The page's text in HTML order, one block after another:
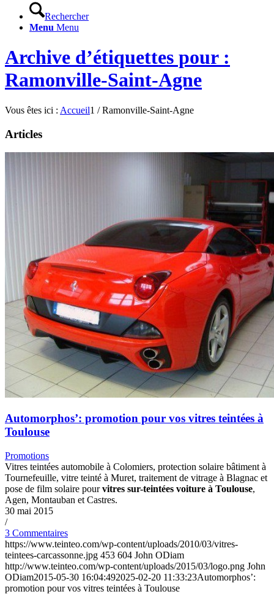
Rechercher
Menu Menu
Archive d’étiquettes pour :
Ramonville-Saint-Agne
Vous êtes ici : Accueil1 / Ramonville-Saint-Agne
Articles
Automorphos’: promotion pour vos vitres teintées à
Toulouse
Promotions
Vitres teintées automobile à Colomiers, protection solaire bâtiment à
Tournefeuille, vitre teinté à Muret, traitement de vitrage à Blagnac et
pose de film solaire pourvitres sur-teintées voiture à Toulouse,
Agen, Montauban et Castres.
30 mai 2015
/
3 Commentaires
https://www.teinteo.com/wp-content/uploads/2010/03/vitres-
teintees-carcassonne.jpg 453 604 John ODiam
http://www.teinteo.com/wp-content/uploads/2015/03/logo.png John
ODiam2015-05-30 16:04:492025-02-20 11:33:23Automorphos’:
promotion pour vos vitres teintées à Toulouse